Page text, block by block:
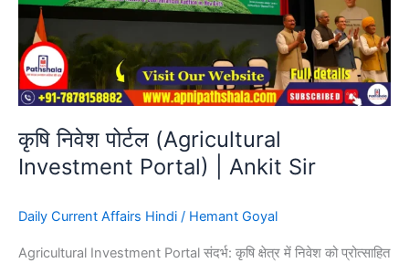
कृषि निवेश पोर्टल (Agricultural
Investment Portal) | Ankit Sir
Daily Current Affairs Hindi / Hemant Goyal
Agricultural Investment Portal संदर्भ: कृषि क्षेत्र में निवेश को प्रोत्साहित